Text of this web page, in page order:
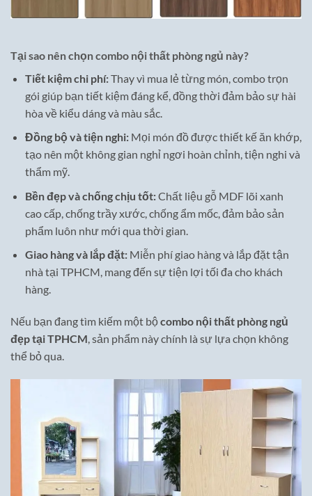
Tại sao nên chọn combo nội thất phòng ngủ này?
Tiết kiệm chi phí:Thay vì mua lẻ từng món, combo trọn
gói giúp bạn tiết kiệm đáng kể, đồng thời đảm bảo sự hài
hòa về kiểu dáng và màu sắc.
Đồng bộ và tiện nghi:Mọi món đồ được thiết kế ăn khớp,
tạo nên một không gian nghỉ ngơi hoàn chỉnh, tiện nghi và
thẩm mỹ.
Bền đẹp và chống chịu tốt:Chất liệu gỗ MDF lõi xanh
cao cấp, chống trầy xước, chống ẩm mốc, đảm bảo sản
phẩm luôn như mới qua thời gian.
Giao hàng và lắp đặt:Miễn phí giao hàng và lắp đặt tận
nhà tại TPHCM, mang đến sự tiện lợi tối đa cho khách
hàng.
Nếu bạn đang tìm kiếm một bộcombo nội thất phòng ngủ
đẹp tại TPHCM, sản phẩm này chính là sự lựa chọn không
thể bỏ qua.